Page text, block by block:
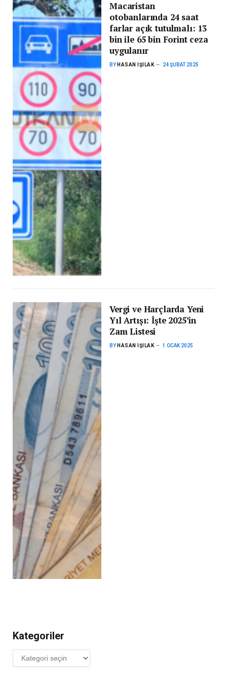
Macaristan
otobanlarında 24 saat
farlar açık tutulmalı: 13
bin ile 65 bin Forint ceza
uygulanır
BY HASAN IŞILAK 24 ŞUBAT 2025
Vergi ve Harçlarda Yeni
Yıl Artışı: İşte 2025’in
Zam Listesi
BY HASAN IŞILAK 1 OCAK 2025
Kategoriler
Kategoriler